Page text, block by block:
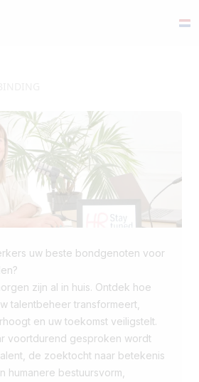
uw beste bondgenoten voor
zijn al in huis. Ontdek hoe
talentbeheer transformeert,
en uw toekomst veiligstelt.
voortdurend gesproken wordt
de zoektocht naar betekenis
humanere bestuursvorm,